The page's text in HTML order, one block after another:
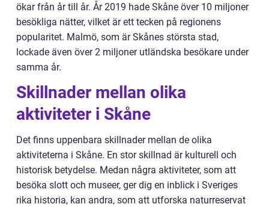
ökar från år till år. År 2019 hade Skåne över 10 miljoner
besökliga nätter, vilket är ett tecken på regionens
popularitet. Malmö, som är Skånes största stad,
lockade även över 2 miljoner utländska besökare under
samma år.
Skillnader mellan olika
aktiviteter i Skåne
Det finns uppenbara skillnader mellan de olika
aktiviteterna i Skåne. En stor skillnad är kulturell och
historisk betydelse. Medan några aktiviteter, som att
besöka slott och museer, ger dig en inblick i Sveriges
rika historia, kan andra, som att utforska naturreservat